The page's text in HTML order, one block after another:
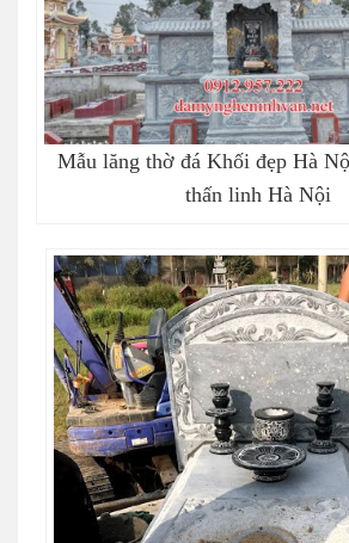
Mẫu lăng thờ đá Khối đẹp Hà
thấn linh Hà Nội